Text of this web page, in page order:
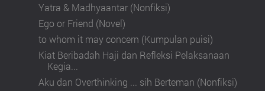
Yatra & Madhyaantar (Nonfiksi)
Ego or Friend (Novel)
to whom it may concern (Kumpulan puisi)
Kiat Beribadah Haji dan Refleksi Pelaksanaan
Kegia...
Aku dan Overthinking ... sih Berteman (Nonfiksi)